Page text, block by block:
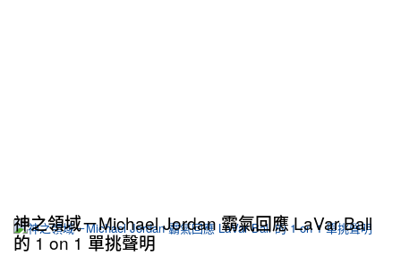
神之領域－Michael Jordan 霸氣回應 LaVar Ball
的 1 on 1 單挑聲明